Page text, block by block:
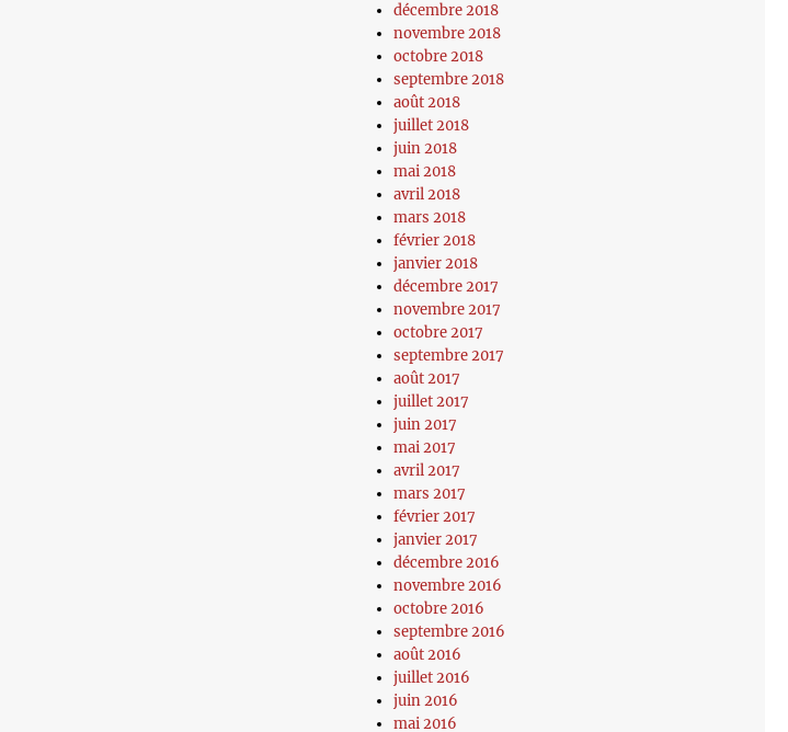
décembre 2018
novembre 2018
octobre 2018
septembre 2018
août 2018
juillet 2018
juin 2018
mai 2018
avril 2018
mars 2018
février 2018
janvier 2018
décembre 2017
novembre 2017
octobre 2017
septembre 2017
août 2017
juillet 2017
juin 2017
mai 2017
avril 2017
mars 2017
février 2017
janvier 2017
décembre 2016
novembre 2016
octobre 2016
septembre 2016
août 2016
juillet 2016
juin 2016
mai 2016